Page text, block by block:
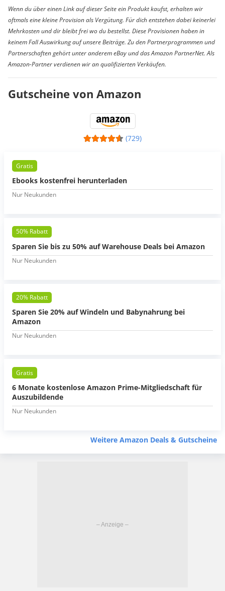
Wenn du über einen Link auf dieser Seite ein Produkt kaufst, erhalten wir
oftmals eine kleine Provision als Vergütung. Für dich entstehen dabei keinerlei
Mehrkosten und dir bleibt frei wo du bestellst. Diese Provisionen haben in
keinem Fall Auswirkung auf unsere Beiträge. Zu den Partnerprogrammen und
Partnerschaften gehört unter anderem eBay und das Amazon PartnerNet. Als
Amazon-Partner verdienen wir an qualifizierten Verkäufen.
Gutscheine von Amazon
(729)
Gratis
Ebooks kostenfrei herunterladen
Nur Neukunden
50% Rabatt
Sparen Sie bis zu 50% auf Warehouse Deals bei Amazon
Nur Neukunden
20% Rabatt
Sparen Sie 20% auf Windeln und Babynahrung bei
Amazon
Nur Neukunden
Gratis
6 Monate kostenlose Amazon Prime-Mitgliedschaft für
Auszubildende
Nur Neukunden
Weitere Amazon Deals & Gutscheine